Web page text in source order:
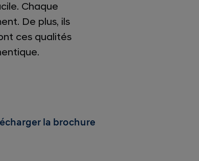
Chaque
De plus, ils
ces qualités
la brochure